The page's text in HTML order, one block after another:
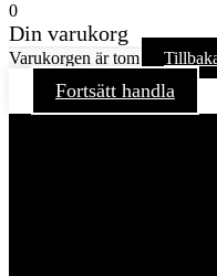
0
Din varukorg
Varukorgen är tom
Fortsätt handla